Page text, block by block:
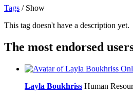
Tags / Show
This tag doesn't have a description yet.
The most endorsed
Layla Boukhriss Human